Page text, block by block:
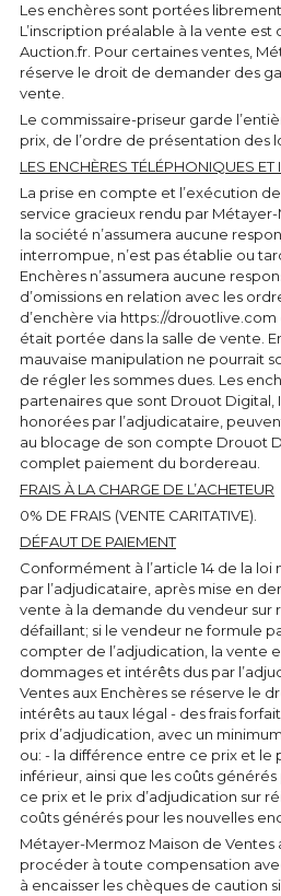
Les enchères sont portées
L’inscription préalable à la vente
Auction.fr. Pour certaines ventes,
réserve le droit de demander des
vente.
Le commissaire-priseur garde
prix, de l’ordre de présentation des
LES ENCHÈRES TÉLÉPHONIQUES ET
La prise en compte et l’exécution
service gracieux rendu par
la société n’assumera aucune
interrompue, n’est pas établie ou
Enchères n’assumera aucune
d’omissions en relation avec les
d’enchère via https://
était portée dans la salle de vente.
mauvaise manipulation ne pourrait
de régler les sommes dues. Les
partenaires que sont Drouot Digital,
honorées par l’adjudicataire,
au blocage de son compte Drouot
complet paiement du bordereau.
FRAIS À LA CHARGE DE L’ACHETEUR
0% DE FRAIS (VENTE CARITATIVE).
DÉFAUT DE PAIEMENT
Conformément à l’article 14 de la
par l’adjudicataire, après mise en
vente à la demande du vendeur sur
défaillant; si le vendeur ne formule
compter de l’adjudication, la vente
dommages et intérêts dus par
Ventes aux Enchères se réserve le
intérêts au taux légal - des frais
prix d’adjudication, avec un
ou: - la différence entre ce prix et le
inférieur, ainsi que les coûts
ce prix et le prix d’adjudication sur
coûts générés pour les nouvelles
Métayer-Mermoz Maison de
procéder à toute compensation
à encaisser les chèques de caution